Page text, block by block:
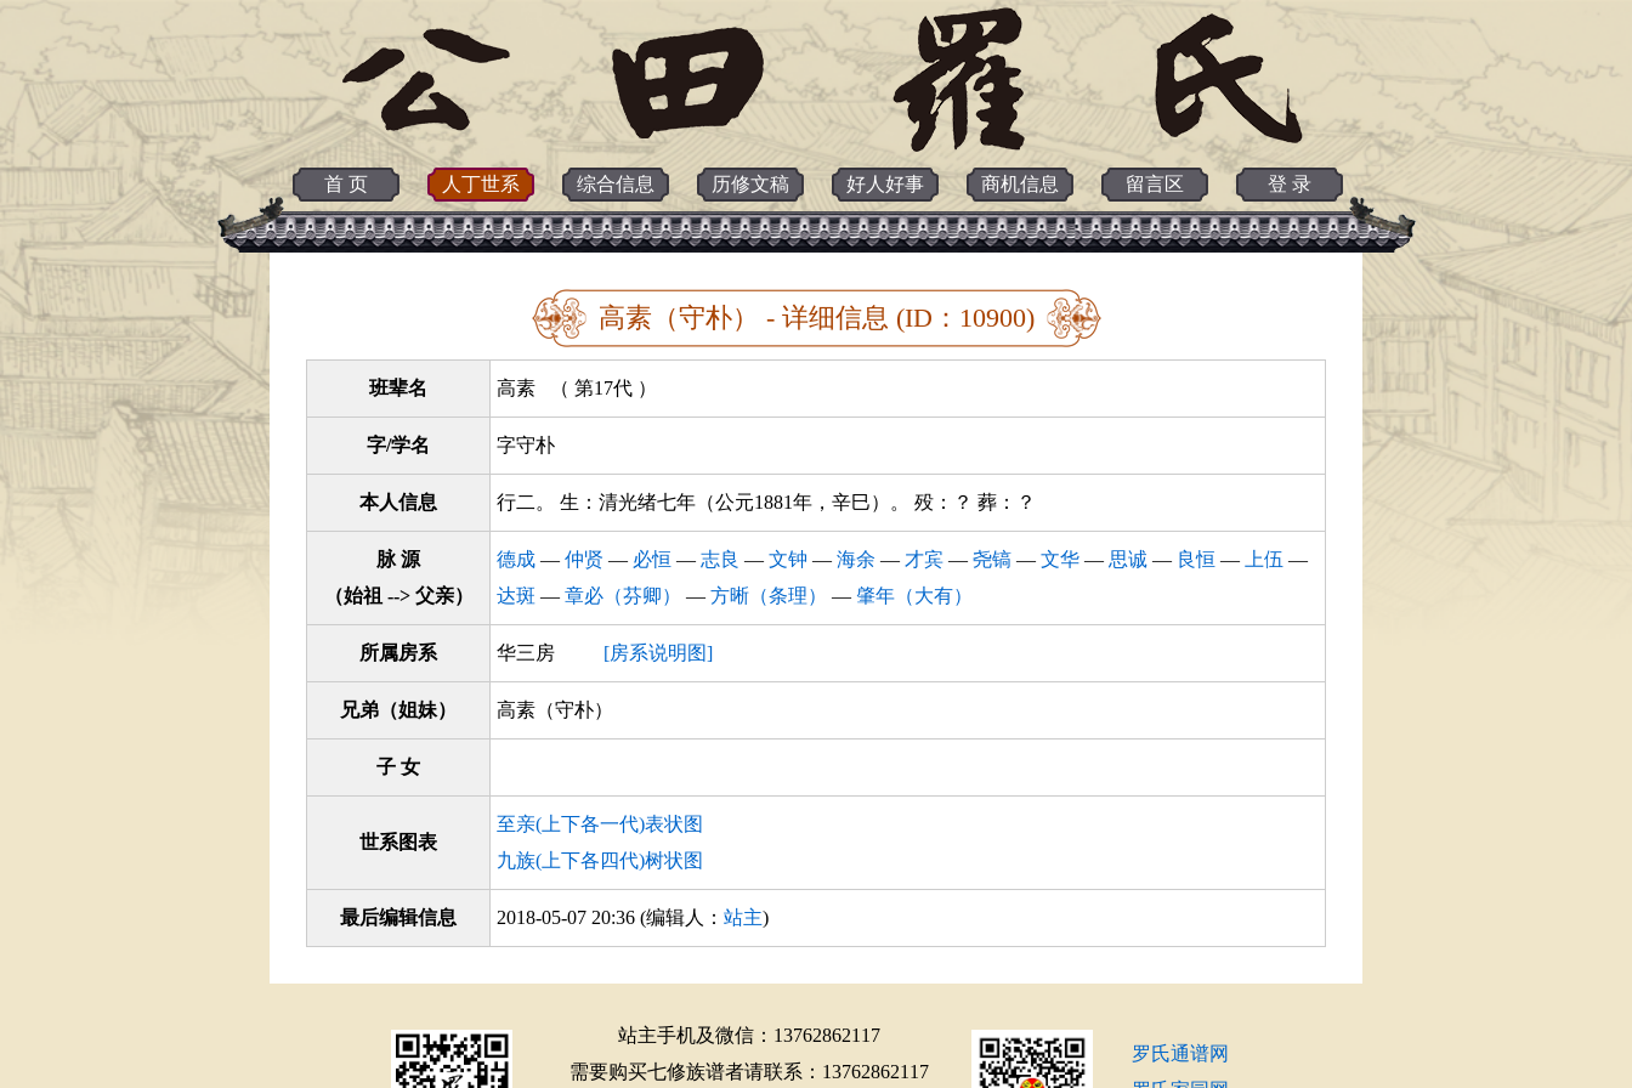
首 页 人丁世系 综合信息 历修文稿 好人好事 商机信息 留言区 登 录
高素（守朴） - 详细信息 (ID：10900)
班辈名 高素 （ 第17代 ）
字/学名 字守朴
本人信息 行二。 生：清光绪七年（公元1881年，辛巳）。 殁：？ 葬：？
脉 源
（始祖 --> 父亲）
德成 — 仲贤 — 必恒 — 志良 — 文钟 — 海余 — 才宾 — 尧镐 — 文华 — 思诚 — 良恒 — 上伍 —
达斑 — 章必（芬卿） — 方晰（条理） — 肇年（大有）
所属房系 华三房 [房系说明图]
兄弟（姐妹） 高素（守朴）
子 女
世系图表
至亲(上下各一代)表状图
九族(上下各四代)树状图
最后编辑信息 2018-05-07 20:36 (编辑人： 站主)
站主手机及微信：13762862117
需要购买七修族谱者请联系：13762862117
罗氏通谱网